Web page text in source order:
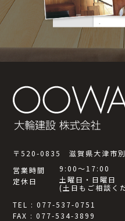
〒520-0835 滋賀県大津市
営業時間
9:00～17:00
定休日
土曜日・日曜日
(土日もご相談く
TEL : 077-537-0751
FAX : 077-534-3899